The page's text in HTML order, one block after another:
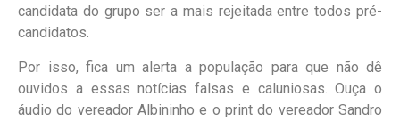
candidata do grupo ser a mais rejeitada entre todos pré-
candidatos.
Por isso, fica um alerta a população para que não dê
ouvidos a essas notícias falsas e caluniosas. Ouça o
áudio do vereador Albininho e o print do vereador Sandro